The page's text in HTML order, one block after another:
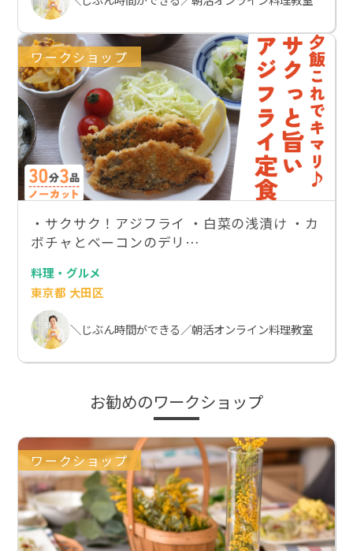
ワークショップ
・サクサク！アジフライ ・白菜の浅漬け︎ ・カ
ボチャとベーコンのデリ…
料理・グルメ
東京都 大田区
＼じぶん時間ができる／朝活オンライン料理教室
お勧めのワークショップ
ワークショップ